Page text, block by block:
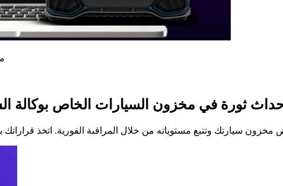
ثورة في مخزون السيارات الخاص بوكالة